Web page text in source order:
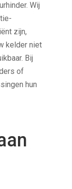
Wij
zijn,
kelder niet
Bij
of
hun